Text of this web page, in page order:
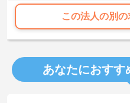
この法人の別
あなたにおすす